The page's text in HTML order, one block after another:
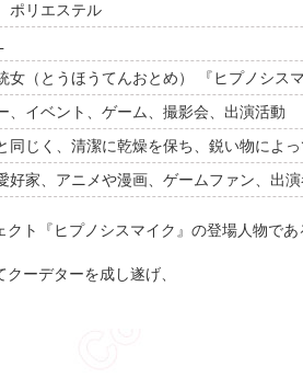
ポリエステル
女（とうほうてんおとめ） 『ヒプノシス
、イベント、ゲーム、撮影会、出演活動
同じく、清潔に乾燥を保ち、鋭い物によっ
好家、アニメや漫画、ゲームファン、出
ト『ヒプノシスマイク』の登場人物であ
ーデターを成し遂げ、